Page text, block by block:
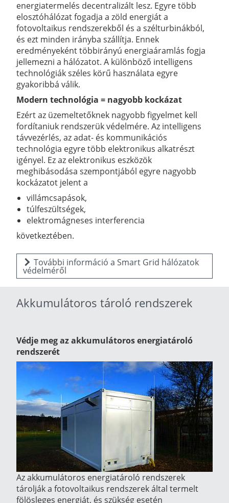
energiatermelés decentralizált lesz. Egyre több
elosztóhálózat fogadja a zöld energiát a
fotovoltaikus rendszerekből és a szélturbinákból,
és ezt minden irányba szállítja. Ennek
eredményeként többirányú energiaáramlás fogja
jellemezni a hálózatot. A különböző intelligens
technológiák széles körű használata egyre
gyakoribbá válik.
Modern technológia = nagyobb kockázat
Ezért az üzemeltetőknek nagyobb figyelmet kell
fordítaniuk rendszerük védelmére. Az intelligens
távvezérlés, az adat- és kommunikációs
technológia egyre több elektronikus alkatrészt
igényel. Ez az elektronikus eszközök
meghibásodása szempontjából egyre nagyobb
kockázatot jelent a
villámcsapások,
túlfeszültségek,
elektromágneses interferencia
következtében.
További információ a Smart Grid hálózatok
védelméről
Akkumulátoros tároló rendszerek
Védje meg az akkumulátoros energiatároló
rendszerét
Az akkumulátoros energiatároló rendszerek
tárolják a fotovoltaikus rendszerek által termelt
fölösleges energiát, és szükség esetén